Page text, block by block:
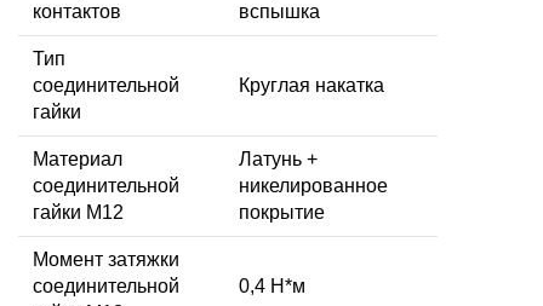
контактов
вспышка
Тип
соединительной
гайки
Круглая накатка
Материал
соединительной
гайки M12
Латунь +
никелированное
покрытие
Момент затяжки
соединительной
0,4 Н*м